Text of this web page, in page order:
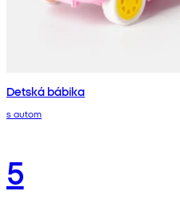
Detská bábika
s autom
5